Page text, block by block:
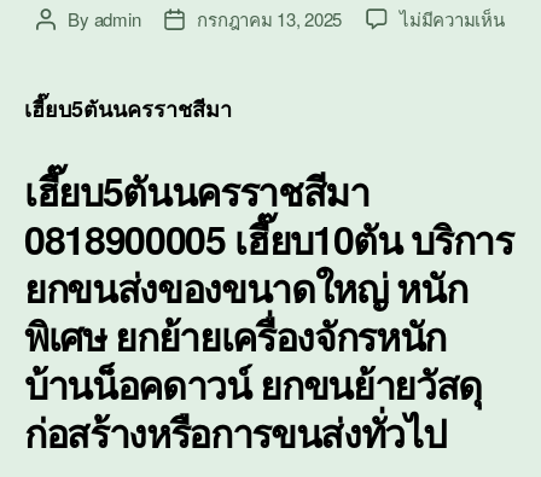
PostBy admin
Postกรกฎาคม 13, 2025 ไม่มีความเห็นบน
ขนา
ใหญ่
เฮี๊ยบ5ตันนครราชสีมา
เฮี๊ยบ5ตันนครราชสีมา
0818900005 เฮี๊ยบ10ตัน บริการ
ยกขนส่งของขนาดใหญ่ หนัก
พิเศษ ยกย้ายเครื่องจักรหนัก
บ้านน็อคดาวน์ ยกขนย้ายวัสดุ
ก่อสร้างหรือการขนส่งทั่วไป